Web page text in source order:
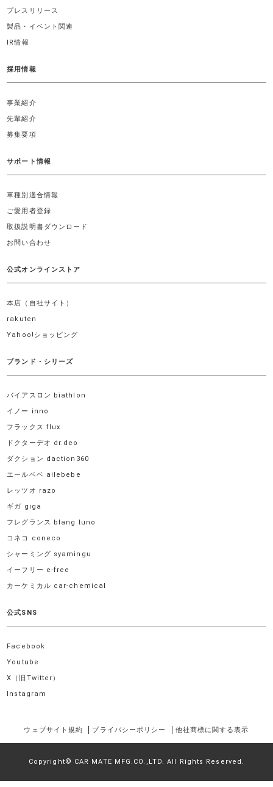
プレスリリース
製品・イベント関連
IR情報
採用情報
事業紹介
先輩紹介
募集要項
サポート情報
車種別適合情報
ご愛用者登録
取扱説明書ダウンロード
お問い合わせ
公式オンラインストア
本店（自社サイト）
rakuten
Yahoo!ショッピング
ブランド・シリーズ
バイアスロン biathlon
イノー inno
フラックス flux
ドクターデオ dr.deo
ダクション daction360
エールベベ ailebebe
レッツオ razo
ギガ giga
フレグランス blang luno
コネコ coneco
シャーミング syamingu
イーフリー e-free
カーケミカル car-chemical
公式SNS
Facebook
Youtube
X（旧Twitter）
Instagram
ウェブサイト規約 プライバシーポリシー 他社商標に関する表示
Copyright© CAR MATE MFG.CO.,LTD. All Rights Reserved.